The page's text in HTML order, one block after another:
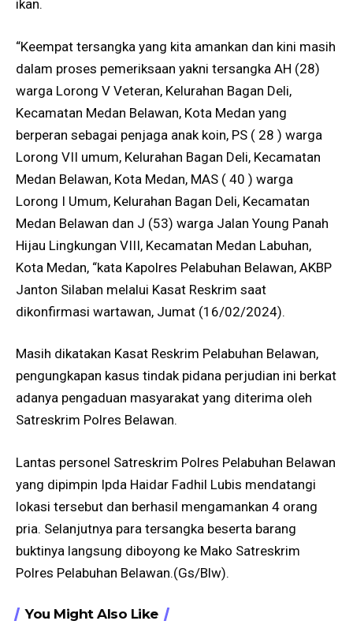
ikan.
“Keempat tersangka yang kita amankan dan kini masih
dalam proses pemeriksaan yakni tersangka AH (28)
warga Lorong V Veteran, Kelurahan Bagan Deli,
Kecamatan Medan Belawan, Kota Medan yang
berperan sebagai penjaga anak koin, PS ( 28 ) warga
Lorong VII umum, Kelurahan Bagan Deli, Kecamatan
Medan Belawan, Kota Medan, MAS ( 40 ) warga
Lorong I Umum, Kelurahan Bagan Deli, Kecamatan
Medan Belawan dan J (53) warga Jalan Young Panah
Hijau Lingkungan VIII, Kecamatan Medan Labuhan,
Kota Medan, “kata Kapolres Pelabuhan Belawan, AKBP
Janton Silaban melalui Kasat Reskrim saat
dikonfirmasi wartawan, Jumat (16/02/2024).
Masih dikatakan Kasat Reskrim Pelabuhan Belawan,
pengungkapan kasus tindak pidana perjudian ini berkat
adanya pengaduan masyarakat yang diterima oleh
Satreskrim Polres Belawan.
Lantas personel Satreskrim Polres Pelabuhan Belawan
yang dipimpin Ipda Haidar Fadhil Lubis mendatangi
lokasi tersebut dan berhasil mengamankan 4 orang
pria. Selanjutnya para tersangka beserta barang
buktinya langsung diboyong ke Mako Satreskrim
Polres Pelabuhan Belawan.(Gs/Blw).
You Might Also Like